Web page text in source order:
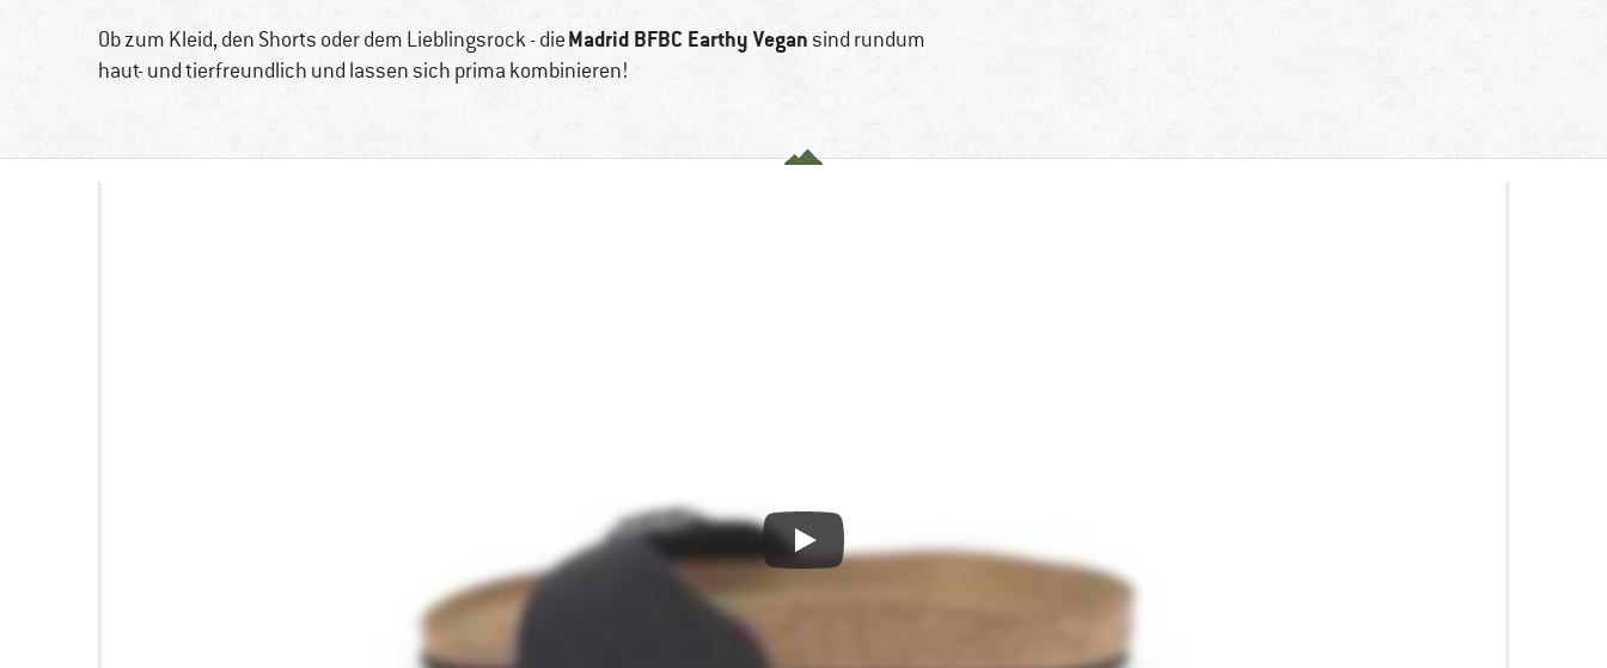
Ob zum Kleid, den Shorts oder dem Lieblingsrock - dieMadrid BFBC Earthy Vegan sind rundum
haut- und tierfreundlich und lassen sich prima kombinieren!